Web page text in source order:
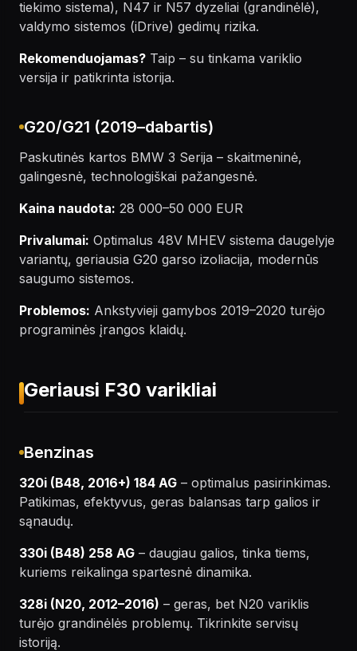
tiekimo sistema), N47 ir N57 dyzeliai (grandinėlė),
valdymo sistemos (iDrive) gedimų rizika.
Rekomenduojamas? Taip – su tinkama variklio
versija ir patikrinta istorija.
G20/G21 (2019–dabartis)
Paskutinės kartos BMW 3 Serija – skaitmeninė,
galingesnė, technologiškai pažangesnė.
Kaina naudota: 28 000–50 000 EUR
Privalumai: Optimalus 48V MHEV sistema daugelyje
variantų, geriausia G20 garso izoliacija, modernūs
saugumo sistemos.
Problemos: Ankstyvieji gamybos 2019–2020 turėjo
programinės įrangos klaidų.
Geriausi F30 varikliai
Benzinas
320i (B48, 2016+) 184 AG – optimalus pasirinkimas.
Patikimas, efektyvus, geras balansas tarp galios ir
sąnaudų.
330i (B48) 258 AG – daugiau galios, tinka tiems,
kuriems reikalinga spartesnė dinamika.
328i (N20, 2012–2016) – geras, bet N20 variklis
turėjo grandinėlės problemų. Tikrinkite servisų
istoriją.